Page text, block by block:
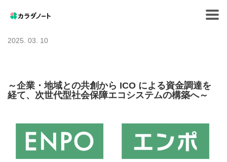
2025. 03. 10
～企業・地域との共創から ICO による資金調達を
経て、次世代型社会保障エコシステムの構築へ～